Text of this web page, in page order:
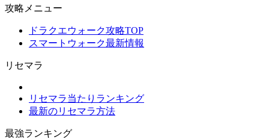
攻略メニュー
ドラクエウォーク攻略TOP
スマートウォーク最新情報
リセマラ
リセマラ当たりランキング
最新のリセマラ方法
最強ランキング